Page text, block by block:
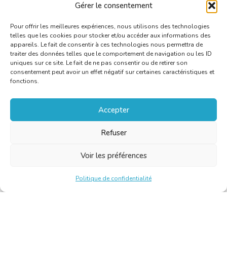
Gérer le consentement
Pour offrir les meilleures expériences, nous utilisons des technologies
telles que les cookies pour stocker et/ou accéder aux informations des
appareils. Le fait de consentir à ces technologies nous permettra de
traiter des données telles que le comportement de navigation ou les ID
uniques sur ce site. Le fait de ne pas consentir ou de retirer son
consentement peut avoir un effet négatif sur certaines caractéristiques et
fonctions.
Accepter
Refuser
Voir les préférences
Politique de confidentialité